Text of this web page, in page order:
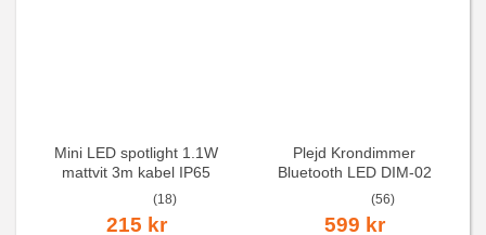
Mini LED spotlight 1.1W
mattvit 3m kabel IP65
(18)
215 kr
Plejd Krondimmer
Bluetooth LED DIM-02
(56)
599 kr